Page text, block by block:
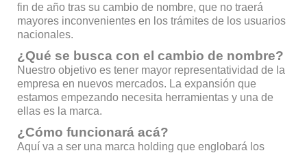
fin de año tras su cambio de nombre, que no traerá
mayores inconvenientes en los trámites de los usuarios
nacionales.
¿Qué se busca con el cambio de nombre?
Nuestro objetivo es tener mayor representatividad de la
empresa en nuevos mercados. La expansión que
estamos empezando necesita herramientas y una de
ellas es la marca.
¿Cómo funcionará acá?
Aquí va a ser una marca holding que englobará los